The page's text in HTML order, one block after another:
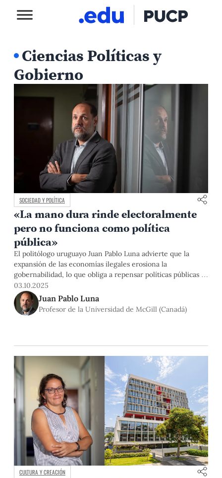
Ciencias Políticas y
Gobierno
SOCIEDAD Y POLÍTICA
«La mano dura rinde electoralmente
pero no funciona como política
pública»
El politólogo uruguayo Juan Pablo Luna advierte que la
expansión de las economías ilegales erosiona la
gobernabilidad, lo que obliga a repensar políticas públicas y
estrategias de investigación. El 14 de octubre, Luna será
parte de Aula Magna, evento académico donde abordará las
implicancias de este fenómeno para la democracia de
América Latina. Inscríbete.
03.10.2025
Juan Pablo Luna
Profesor de la Universidad de McGill (Canadá)
CULTURA Y CREACIÓN